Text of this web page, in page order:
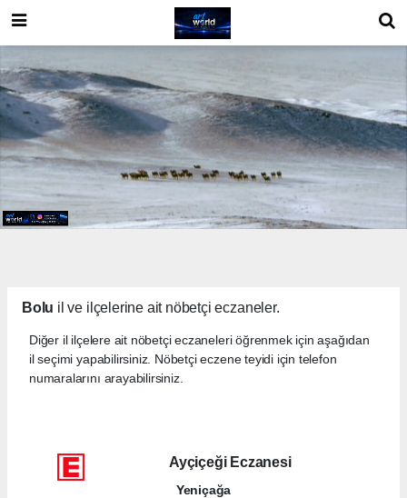
Bolu il ve ilçelerine ait nöbetçi eczaneler.
Diğer il ilçelere ait nöbetçi eczaneleri öğrenmek için aşağıdan
il seçimi yapabilirsiniz. Nöbetçi eczene teyidi için telefon
numaralarını arayabilirsiniz.
Ayçiçeği Eczanesi
Yeniçağa